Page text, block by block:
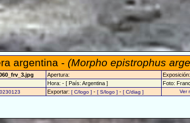
argentina - (Morpho epistrophus
Apertura:
Hora: - [ País: Argentina ] Foto:
Exportar: [ C/logo ] - [ S/logo ] - [ C/diag ] Ver